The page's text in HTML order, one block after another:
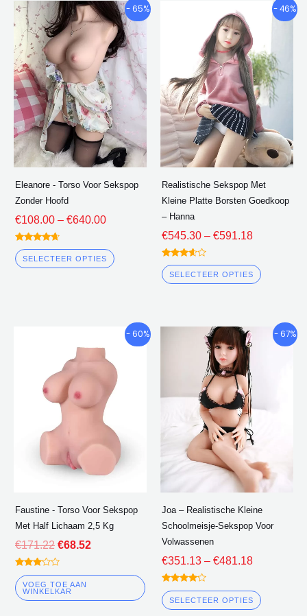
- 65%
Eleanore - Torso Voor Sekspop
Zonder Hoofd
€108.00 – €640.00
Prijsklasse:
€108.00
door
€640.00
gewaardee
rd
4.50
SELECTEER OPTIES
Dit
product
heeft
meerdere
varianten.
De
opties
kunnen
worden
op
productpagina
- 46%
Realistische Sekspop Met
Kleine Platte Borsten Goedkoop
– Hanna
€545.30 – €591.18
€545.30
door
€591.18
gewaard
eerd
3.50
SELECTEER OPTIES
Dit
heeft
De
opties
kunnen
worden
op
- 60%
Faustine - Torso Voor Sekspop
Met Half Lichaam 2,5 Kg
€171.22
oorspronkelijke
prijs
was:
€171.22.
€68.52
huidige
prijs
€68.52.
gewaar
deerd
3.00
uit 5
VOEG TOE AAN
WINKELKAR
- 67%
Joa – Realistische Kleine
Schoolmeisje-Sekspop Voor
Volwassenen
€351.13 – €481.18
€351.13
gewaarde
erd
4.00
SELECTEER OPTIES
Dit
kunnen
worden
op